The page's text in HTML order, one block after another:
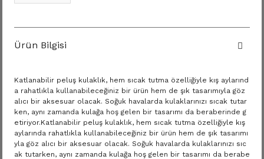
Ürün Bilgisi
Katlanabilir peluş kulaklık, hem sıcak tutma özelliğiyle kış aylarınd
a rahatlıkla kullanabileceğiniz bir ürün hem de şık tasarımıyla göz
alıcı bir aksesuar olacak. Soğuk havalarda kulaklarınızı sıcak tutar
ken, aynı zamanda kulağa hoş gelen bir tasarımı da beraberinde g
etiriyor.Katlanabilir peluş kulaklık, hem sıcak tutma özelliğiyle kış
aylarında rahatlıkla kullanabileceğiniz bir ürün hem de şık tasarımı
yla göz alıcı bir aksesuar olacak. Soğuk havalarda kulaklarınızı sıc
ak tutarken, aynı zamanda kulağa hoş gelen bir tasarımı da berabe